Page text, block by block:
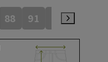
88 91 94